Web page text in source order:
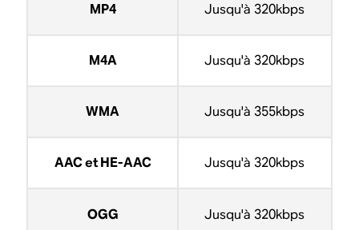
MP4 Jusqu'à 320kbps
M4A Jusqu'à 320kbps
WMA Jusqu'à 355kbps
AAC et HE-AAC Jusqu'à 320kbps
OGG Jusqu'à 320kbps